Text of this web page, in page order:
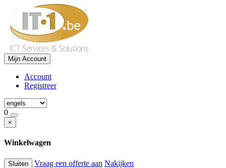
Mijn Account
Account
Registreer
0
×
Winkelwagen
Sluiten Vraag een offerte aan Nakijken